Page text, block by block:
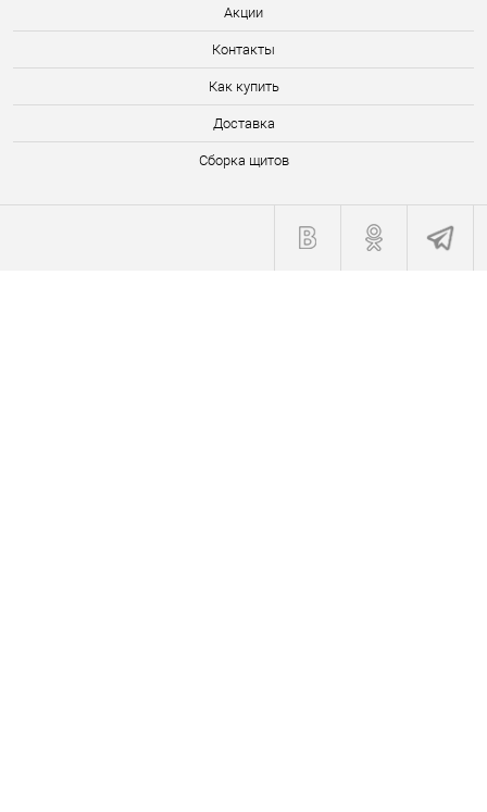
Акции
Контакты
Как купить
Доставка
Сборка щитов